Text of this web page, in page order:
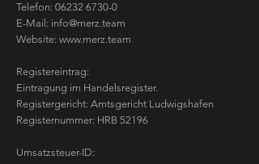
Telefon: 06232 6730-0
E-Mail: info@merz.team
Website: www.merz.team
Registereintrag:
Eintragung im Handelsregister.
Registergericht: Amtsgericht Ludwigshafen
Registernummer: HRB 52196
Umsatzsteuer-ID: